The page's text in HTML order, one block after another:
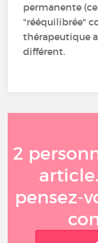
permanente
"rééquilibrée"
thérapeutique
différent.
2
pensez-